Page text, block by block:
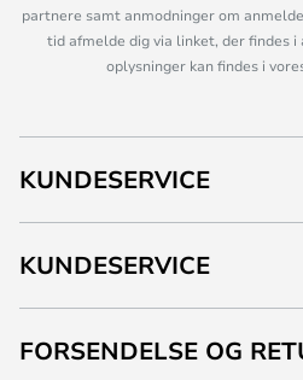
partnere samt anmodninger om
tid afmelde dig via linket, der findes i
oplysninger kan findes i
KUNDESERVICE
KUNDESERVICE
FORSENDELSE OG